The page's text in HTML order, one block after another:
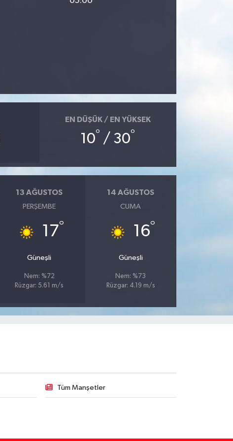
EN DÜŞÜK / EN YÜKSEK
10° / 30°
13 AĞUSTOS
PERŞEMBE
17°
Güneşli
Nem: %72
Rüzgar: 5.61 m/s
14 AĞUSTOS
CUMA
16°
Güneşli
Nem: %73
Rüzgar: 4.19 m/s
Tüm Manşetler